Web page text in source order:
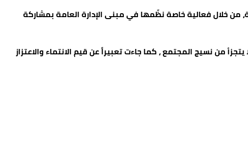
الأردنية الهاشمية، من خلال فعالية خاصة نظّمها في مبنى الإدارة العامة بمشاركة
من نسيج المجتمع ، كما جاءت تعبيراً عن قيم الانتماء والاعتزاز